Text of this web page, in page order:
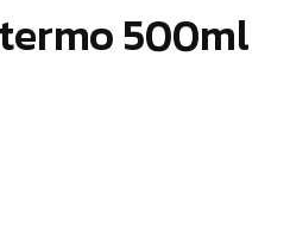
500ml